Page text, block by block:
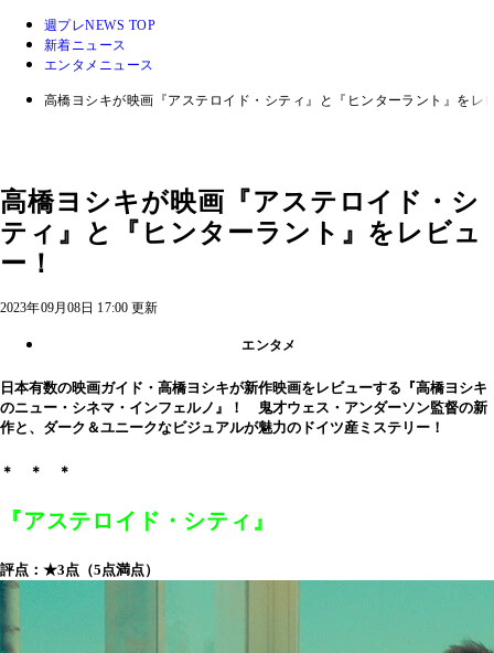
週プレNEWS TOP
新着ニュース
エンタメニュース
高橋ヨシキが映画『アステロイド・シティ』と『ヒンターラント』をレ
高橋ヨシキが映画『アステロイド・シ
ティ』と『ヒンターラント』をレビュ
ー！
2023年09月08日 17:00 更新
エンタメ
日本有数の映画ガイド・高橋ヨシキが新作映画をレビューする『高橋ヨシキ
のニュー・シネマ・インフェルノ』！ 鬼才ウェス・アンダーソン監督の新
作と、ダーク＆ユニークなビジュアルが魅力のドイツ産ミステリー！
＊ ＊ ＊
『アステロイド・シティ』
評点：★3点（5点満点）